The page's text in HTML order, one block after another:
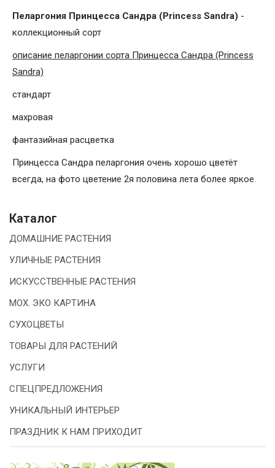
Пеларгония Принцесса Сандра (Princess Sandra) -
коллекционный сорт
описание пеларгонии сорта Принцесса Сандра (Princess
Sandra)
стандарт
махровая
фантазийная расцветка
Принцесса Сандра пеларгония очень хорошо цветёт
всегда, на фото цветение 2я половина лета более яркое.
Каталог
ДОМАШНИЕ РАСТЕНИЯ
УЛИЧНЫЕ РАСТЕНИЯ
ИСКУССТВЕННЫЕ РАСТЕНИЯ
МОХ. ЭКО КАРТИНА
СУХОЦВЕТЫ
ТОВАРЫ ДЛЯ РАСТЕНИЙ
УСЛУГИ
СПЕЦПРЕДЛОЖЕНИЯ
УНИКАЛЬНЫЙ ИНТЕРЬЕР
ПРАЗДНИК К НАМ ПРИХОДИТ